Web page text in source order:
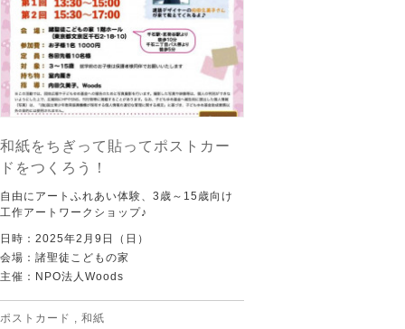
和紙をちぎって貼ってポストカー
ドをつくろう！
自由にアートふれあい体験、3歳～15歳向け
工作アートワークショップ♪
日時：2025年2月9日（日）
会場：諸聖徒こどもの家
主催：NPO法人Woods
ポストカード , 和紙